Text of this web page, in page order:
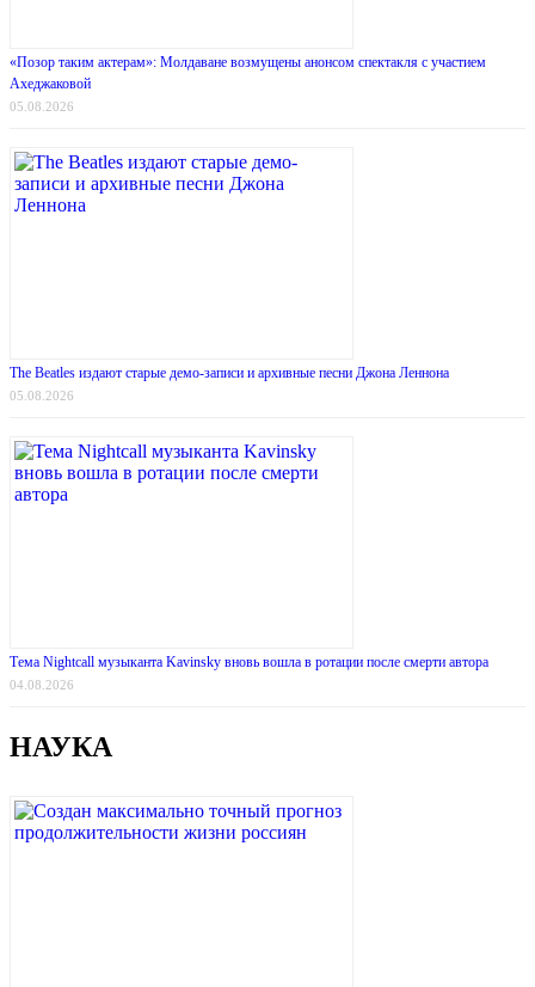
«Позор таким актерам»: Молдаване возмущены анонсом спектакля с участием
Ахеджаковой
05.08.2026
The Beatles издают старые демо-записи и архивные песни Джона Леннона
05.08.2026
Тема Nightcall музыканта Kavinsky вновь вошла в ротации после смерти автора
04.08.2026
НАУКА